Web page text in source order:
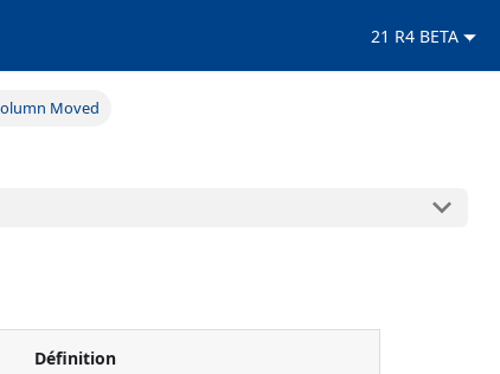
21 R4 BETA
Moved
Définition